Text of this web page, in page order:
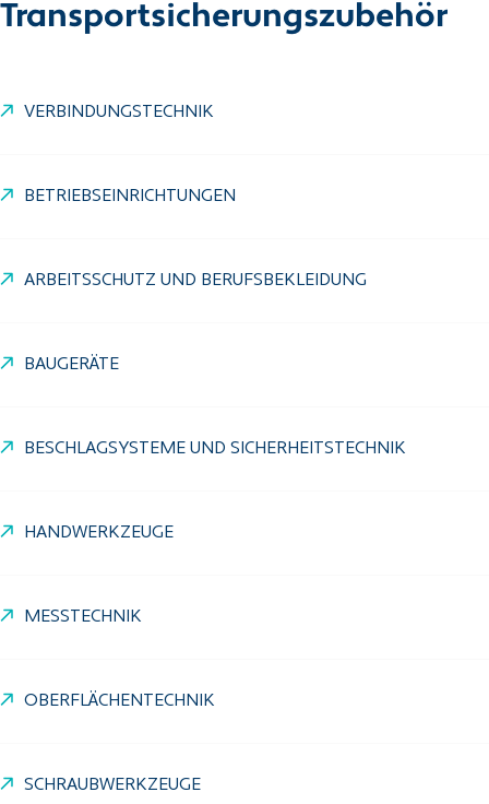
Transportsicherungszubehör
VERBINDUNGSTECHNIK
BETRIEBSEINRICHTUNGEN
ARBEITSSCHUTZ UND BERUFSBEKLEIDUNG
BAUGERÄTE
BESCHLAGSYSTEME UND SICHERHEITSTECHNIK
HANDWERKZEUGE
MESSTECHNIK
OBERFLÄCHENTECHNIK
SCHRAUBWERKZEUGE